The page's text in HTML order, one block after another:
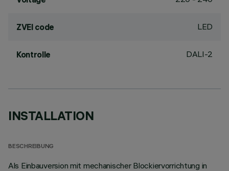
ZVEI code LED
Kontrolle DALI-2
INSTALLATION
BESCHREIBUNG
Als Einbauversion mit mechanischer Blockiervorrichtung in